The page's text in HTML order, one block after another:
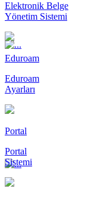
Elektronik Belge
Yönetim Sistemi
Eduroam
Eduroam
Ayarları
Portal
Portal
Sistemi